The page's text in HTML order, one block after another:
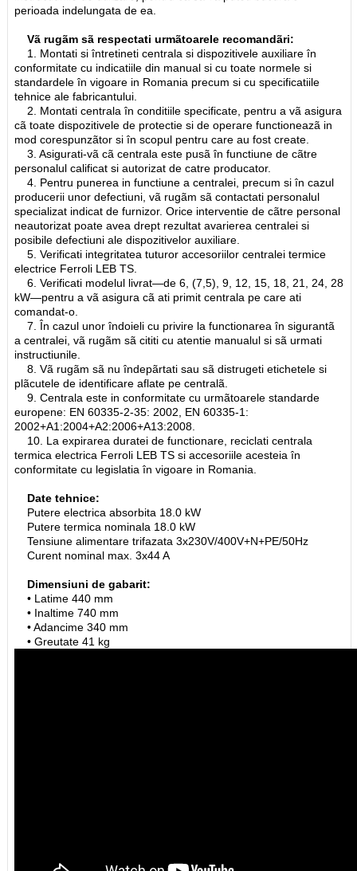
perioada indelungata de ea.
Vã rugãm sã respectati urmãtoarele recomandãri:
1. Montati si întretineti centrala si dispozitivele auxiliare în
conformitate cu indicatiile din manual si cu toate normele si
standardele în vigoare in Romania precum si cu specificatiile
tehnice ale fabricantului.
2. Montati centrala în conditiile specificate, pentru a vã asigura
cã toate dispozitivele de protectie si de operare functioneazã in
mod corespunzãtor si în scopul pentru care au fost create.
3. Asigurati-vã cã centrala este pusã în functiune de cãtre
personalul calificat si autorizat de catre producator.
4. Pentru punerea in functiune a centralei, precum si în cazul
producerii unor defectiuni, vã rugãm sã contactati personalul
specializat indicat de furnizor. Orice interventie de cãtre personal
neautorizat poate avea drept rezultat avarierea centralei si
posibile defectiuni ale dispozitivelor auxiliare.
5. Verificati integritatea tuturor accesoriilor centralei termice
electrice Ferroli LEB TS.
6. Verificati modelul livrat—de 6, (7,5), 9, 12, 15, 18, 21, 24, 28
kW—pentru a vã asigura cã ati primit centrala pe care ati
comandat-o.
7. În cazul unor îndoieli cu privire la functionarea în sigurantã
a centralei, vã rugãm sã cititi cu atentie manualul si sã urmati
instructiunile.
8. Vã rugãm sã nu îndepãrtati sau sã distrugeti etichetele si
plãcutele de identificare aflate pe centralã.
9. Centrala este in conformitate cu urmãtoarele standarde
europene: EN 60335-2-35: 2002, EN 60335-1:
2002+A1:2004+A2:2006+A13:2008.
10. La expirarea duratei de functionare, reciclati centrala
termica electrica Ferroli LEB TS si accesoriile acesteia în
conformitate cu legislatia în vigoare in Romania.
Date tehnice:
Putere electrica absorbita 18.0 kW
Putere termica nominala 18.0 kW
Tensiune alimentare trifazata 3x230V/400V+N+PE/50Hz
Curent nominal max. 3x44 A
Dimensiuni de gabarit:
• Latime 440 mm
• Inaltime 740 mm
• Adancime 340 mm
• Greutate 41 kg